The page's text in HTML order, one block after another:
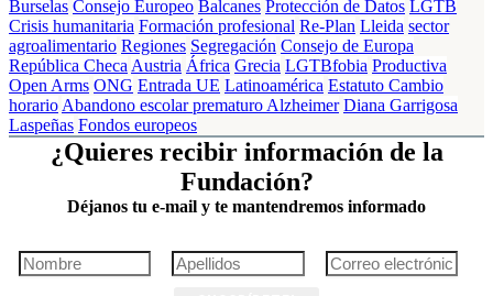
Burselas Consejo Europeo Balcanes Protección de Datos LGTB
Crisis humanitaria Formación profesional Re-Plan Lleida sector
agroalimentario Regiones Segregación Consejo de Europa
República Checa Austria África Grecia LGTBfobia Productiva
Open Arms ONG Entrada UE Latinoamérica Estatuto Cambio
horario Abandono escolar prematuro Alzheimer Diana Garrigosa
Laspeñas Fondos europeos
¿Quieres recibir información de la
Fundación?
Déjanos tu e-mail y te mantendremos informado